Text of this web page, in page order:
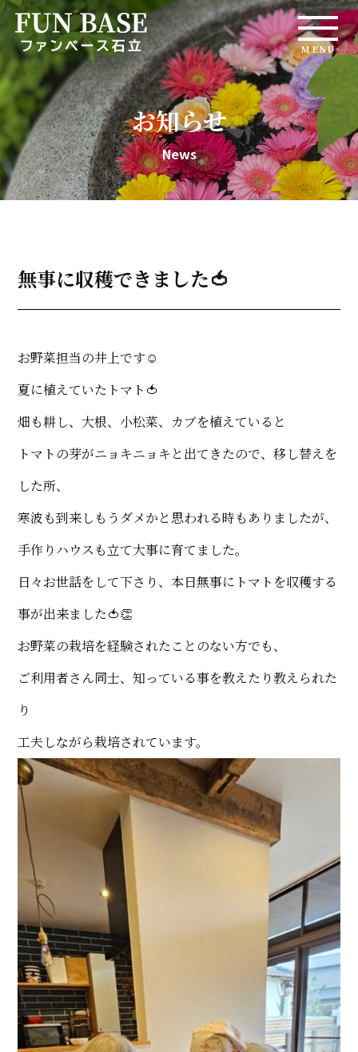
MENU
お知らせ
News
無事に収穫できました🍅
お野菜担当の井上です☺️
夏に植えていたトマト🍅
畑も耕し、大根、小松菜、カブを植えていると
トマトの芽がニョキニョキと出てきたので、移し替えを
した所、
寒波も到来しもうダメかと思われる時もありましたが、
手作りハウスも立て大事に育てました。
日々お世話をして下さり、本日無事にトマトを収穫する
事が出来ました🍅👏
お野菜の栽培を経験されたことのない方でも、
ご利用者さん同士、知っている事を教えたり教えられた
り
工夫しながら栽培されています。